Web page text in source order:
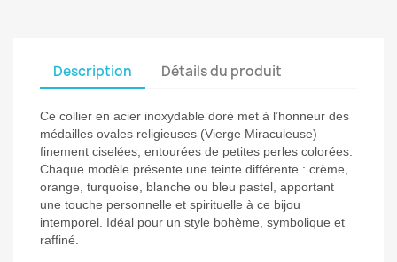
Description Détails du produit
Ce collier en acier inoxydable doré met à l’honneur des
médailles ovales religieuses (Vierge Miraculeuse)
finement ciselées, entourées de petites perles colorées.
Chaque modèle présente une teinte différente : crème,
orange, turquoise, blanche ou bleu pastel, apportant
une touche personnelle et spirituelle à ce bijou
intemporel. Idéal pour un style bohème, symbolique et
raffiné.